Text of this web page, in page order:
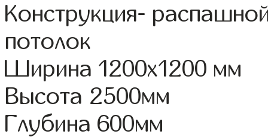
Конструкция-
потолок
Ширина 1200x1200 мм
Высота 2500мм
Глубина 600мм